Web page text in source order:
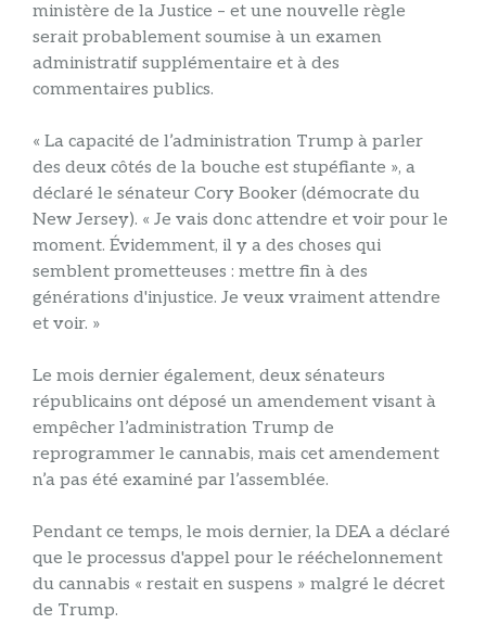
ministère de la Justice – et une nouvelle règle
serait probablement soumise à un examen
administratif supplémentaire et à des
commentaires publics.
« La capacité de l’administration Trump à parler
des deux côtés de la bouche est stupéfiante », a
déclaré le sénateur Cory Booker (démocrate du
New Jersey). « Je vais donc attendre et voir pour le
moment. Évidemment, il y a des choses qui
semblent prometteuses : mettre fin à des
générations d'injustice. Je veux vraiment attendre
et voir. »
Le mois dernier également, deux sénateurs
républicains ont déposé un amendement visant à
empêcher l’administration Trump de
reprogrammer le cannabis, mais cet amendement
n’a pas été examiné par l’assemblée.
Pendant ce temps, le mois dernier, la DEA a déclaré
que le processus d'appel pour le rééchelonnement
du cannabis « restait en suspens » malgré le décret
de Trump.